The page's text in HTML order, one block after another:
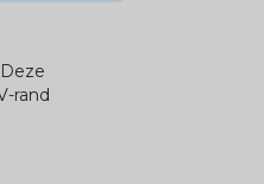
rand